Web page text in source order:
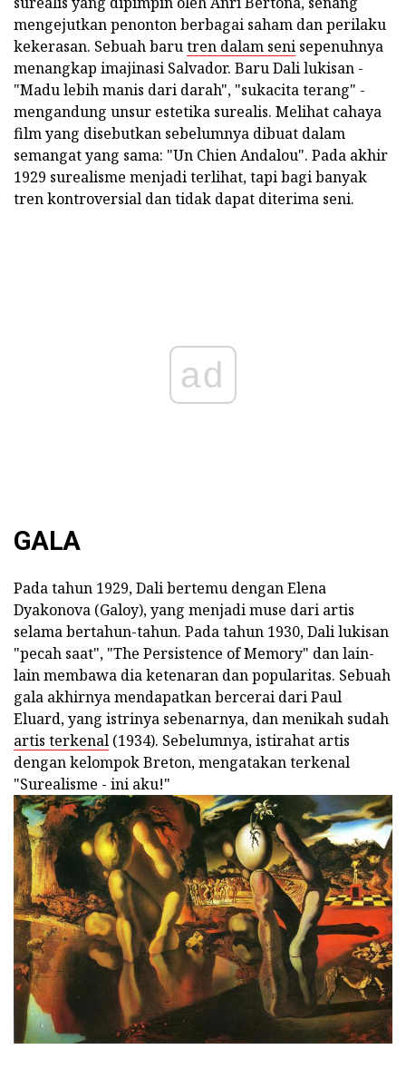
mengejutkan penonton berbagai saham dan perilaku
kekerasan. Sebuah barutren dalam seni sepenuhnya
menangkap imajinasi Salvador. Baru Dali lukisan -
"Madu lebih manis dari darah", "sukacita terang" -
mengandung unsur estetika surealis. Melihat cahaya
film yang disebutkan sebelumnya dibuat dalam
semangat yang sama: "Un Chien Andalou". Pada akhir
1929 surealisme menjadi terlihat, tapi bagi banyak
tren kontroversial dan tidak dapat diterima seni.
ad
GALA
Pada tahun 1929, Dali bertemu dengan Elena
Dyakonova (Galoy), yang menjadi muse dari artis
selama bertahun-tahun. Pada tahun 1930, Dali lukisan
"pecah saat", "The Persistence of Memory" dan lain-
lain membawa dia ketenaran dan popularitas. Sebuah
gala akhirnya mendapatkan bercerai dari Paul
Eluard, yang istrinya sebenarnya, dan menikah sudah
artis terkenal (1934). Sebelumnya, istirahat artis
dengan kelompok Breton, mengatakan terkenal
"Surealisme - ini aku!"